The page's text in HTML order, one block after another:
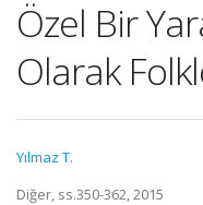
Özel Bir
Olarak
Yılmaz T.
Diğer, ss.350-362, 2015